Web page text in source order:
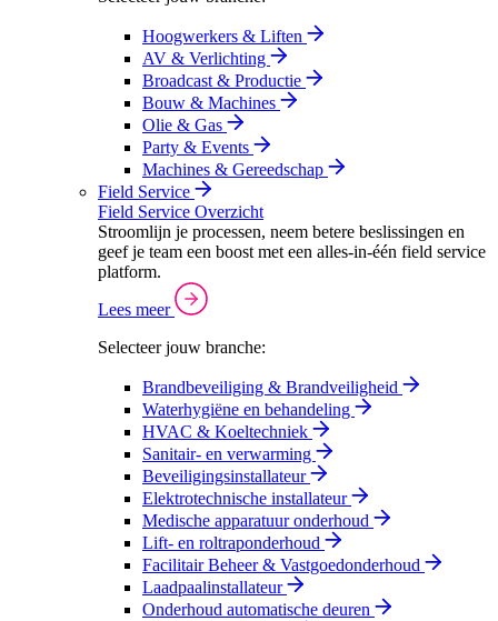
Hoogwerkers & Liften
AV & Verlichting
Broadcast & Productie
Bouw & Machines
Olie & Gas
Party & Events
Machines & Gereedschap
Field Service
Field Service Overzicht
Stroomlijn je processen, neem betere beslissingen en
geef je team een boost met een alles-in-één field service
platform.
Lees meer
Selecteer jouw branche:
Brandbeveiliging & Brandveiligheid
Waterhygiëne en behandeling
HVAC & Koeltechniek
Sanitair- en verwarming
Beveiligingsinstallateur
Elektrotechnische installateur
Medische apparatuur onderhoud
Lift- en roltraponderhoud
Facilitair Beheer & Vastgoedonderhoud
Laadpaalinstallateur
Onderhoud automatische deuren